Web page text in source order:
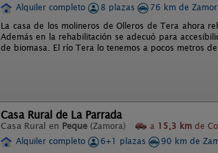
Alquiler completo
8 plazas
76 km de
La casa de los molineros de Olleros de Tera ahora
Además en la rehabilitación se adecuó para
de biomasa. El río Tera lo tenemos a pocos metros
Casa Rural de La Parrada
Casa Rural en Peque (Zamora) a 15,3 km de
Alquiler completo
6+1 plazas 90 km de